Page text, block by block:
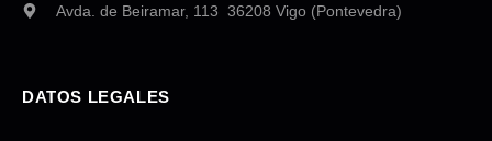
Avda. de Beiramar, 113 36208 Vigo (Pontevedra)
DATOS LEGALES